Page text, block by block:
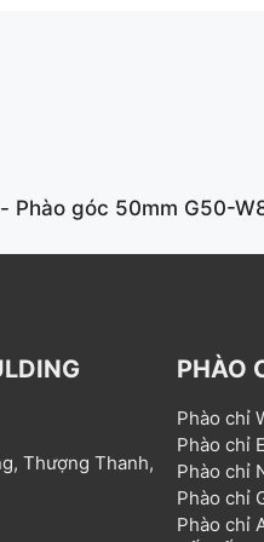
Phào góc 50mm G50-
Thượng Thanh,
PHÀO
Phào chỉ
Phào chỉ
Phào chỉ
Phào chỉ
Phào chỉ